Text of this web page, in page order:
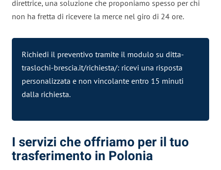
direttrice, una soluzione che proponiamo spesso per chi
non ha fretta di ricevere la merce nel giro di 24 ore.
Richiedi il preventivo tramite il modulo su ditta-
traslochi-brescia.it/richiesta/: ricevi una risposta
personalizzata e non vincolante entro 15 minuti
dalla richiesta.
I servizi che offriamo per il tuo
trasferimento in Polonia